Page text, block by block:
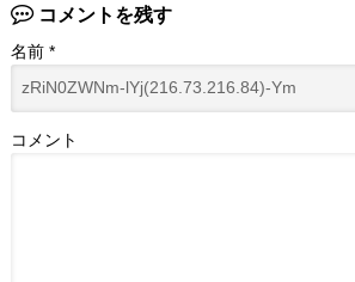
コメントを残す
名前 *
コメント